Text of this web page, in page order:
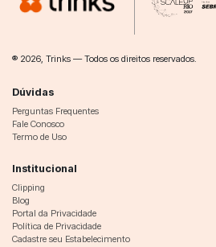
® 2026, Trinks — Todos os direitos reservados.
Dúvidas
Perguntas Frequentes
Fale Conosco
Termo de Uso
Institucional
Clipping
Blog
Portal da Privacidade
Política de Privacidade
Cadastre seu Estabelecimento